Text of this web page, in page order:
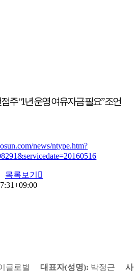
주 “1년 운영 여유자금 필요” 조언
news/ntype.htm?
목록보기
이글로벌대표자(성명): 박정근사